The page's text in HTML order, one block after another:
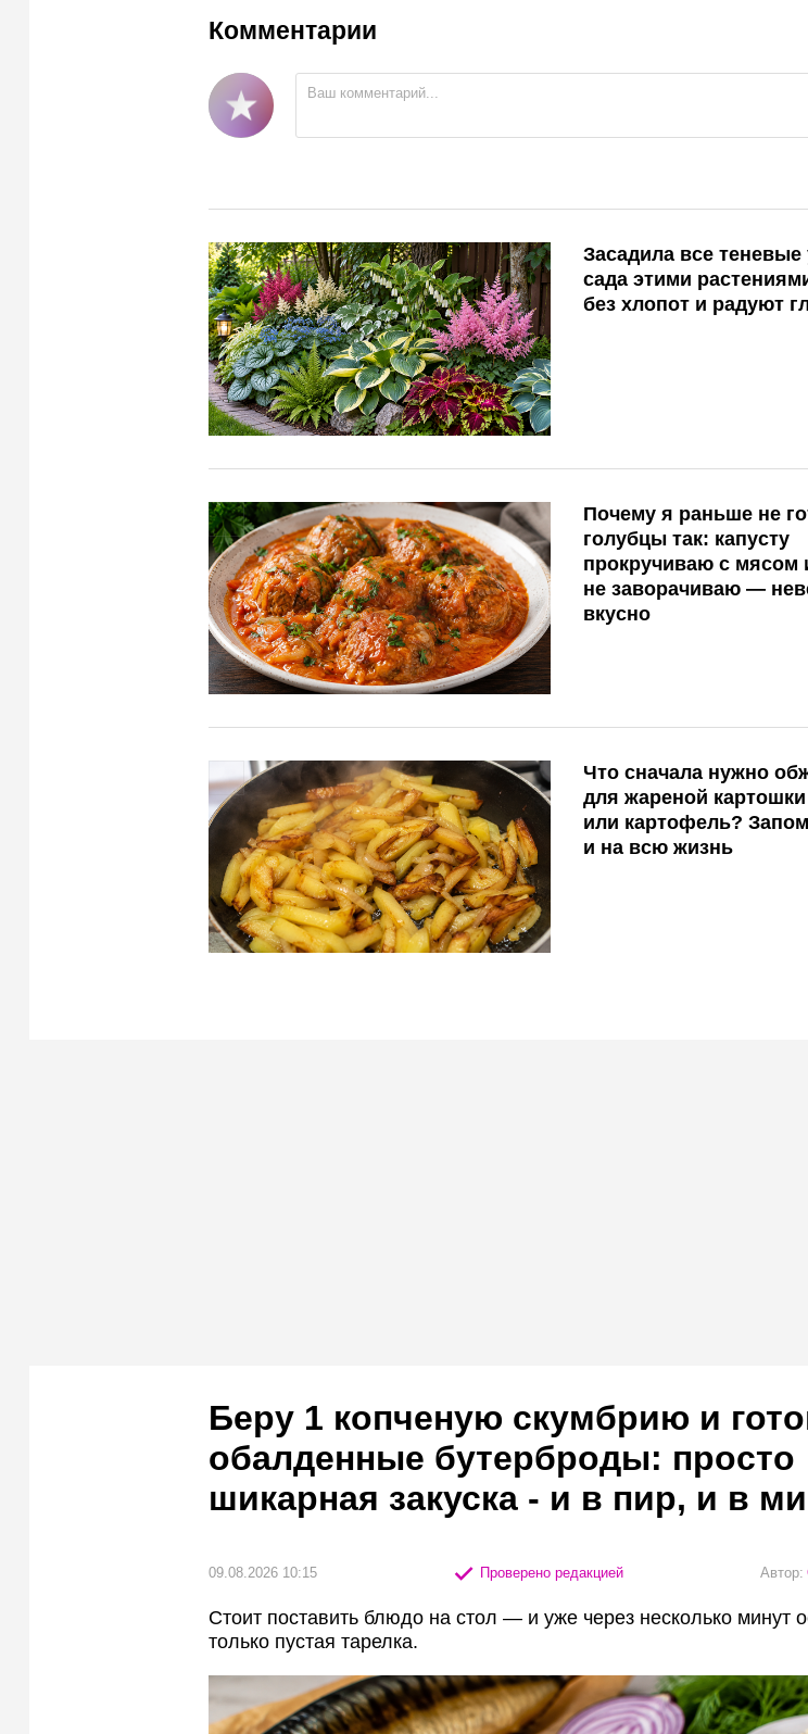
Комментарии
Засадила все теневые
сада этими
без хлопот и радуют
Почему я раньше не
голубцы так: капусту
прокручиваю с мясом
не заворачиваю —
вкусно
Что сначала нужно
для жареной
или картофель?
и на всю жизнь
Беру 1 копченую скумбрию и
обалденные бутерброды: просто
шикарная закуска - и в пир, и в
09.08.2026 10:15 Проверено редакцией Автор:
Стоит поставить блюдо на стол — и уже через несколько минут
только пустая тарелка.